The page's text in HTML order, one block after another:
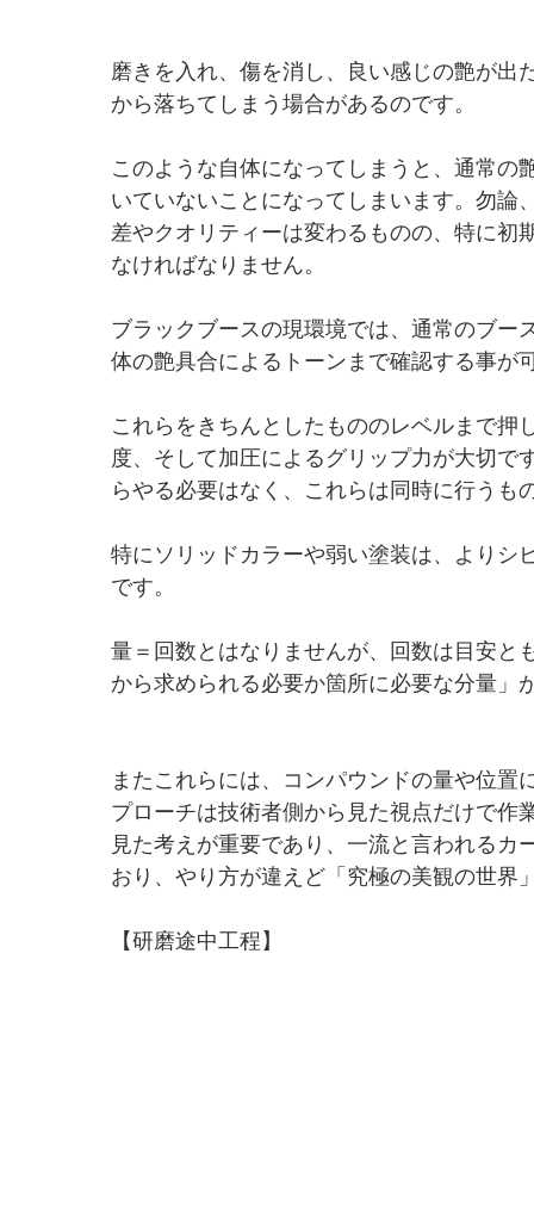
磨きを入れ、傷を消し、良い感じの艶が出
から落ちてしまう場合があるのです。
このような自体になってしまうと、通常
いていないことになってしまいます。勿論
差やクオリティーは変わるものの、特に初
なければなりません。
ブラックブースの現環境では、通常のブー
体の艶具合によるトーンまで確認する事が
これらをきちんとしたもののレベルまで
度、そして加圧によるグリップ力が大切
らやる必要はなく、これらは同時に行うも
特にソリッドカラーや弱い塗装は、よりシ
です。
量＝回数とはなりませんが、回数は目安と
から求められる必要か箇所に必要な分量」
またこれらには、コンパウンドの量や位
プローチは技術者側から見た視点だけで作
見た考えが重要であり、一流と言われる
おり、やり方が違えど「究極の美観の世界
【研磨途中工程】